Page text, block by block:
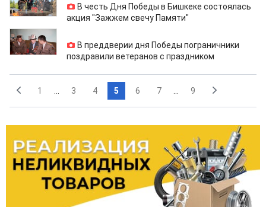
В честь Дня Победы в Бишкеке состоялась
акция "Зажжем свечу Памяти"
05.05.2017
В преддверии дня Победы пограничники
поздравили ветеранов с праздником
1 3 4 5 6 7 9